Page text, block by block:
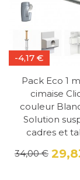
-4,17 €
Pack Eco 1
cimaise
couleur
Solution
cadres et
34,00 €